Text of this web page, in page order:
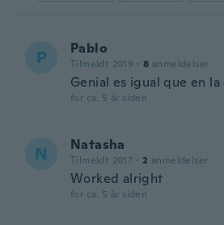
P Pablo
Tilmeldt 2019 · 8 anmeldelser
Genial es igual que en
for ca. 5 år siden
N Natasha
Tilmeldt 2017 · 2 anmeldelser
Worked alright
for ca. 5 år siden